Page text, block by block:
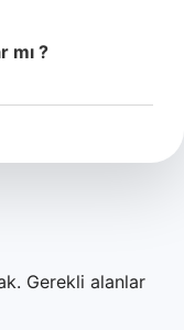
mı ?
Gerekli alanlar